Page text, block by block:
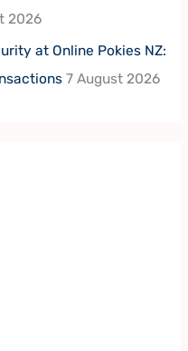
2026
at Online Pokies NZ:
7 August 2026